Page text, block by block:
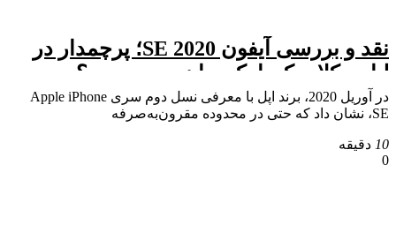
نقد و بررسی آیفون SE 2020؛ پرچمدار در
لباس کلاسیک یا یک میان‌رده محدود؟
در آوریل 2020، برند اپل با معرفی نسل دوم سری Apple iPhone
SE، نشان داد که حتی در محدوده مقرون‌به‌صرفه
10 دقیقه
0